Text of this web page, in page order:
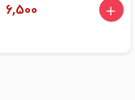
6,500 تومان